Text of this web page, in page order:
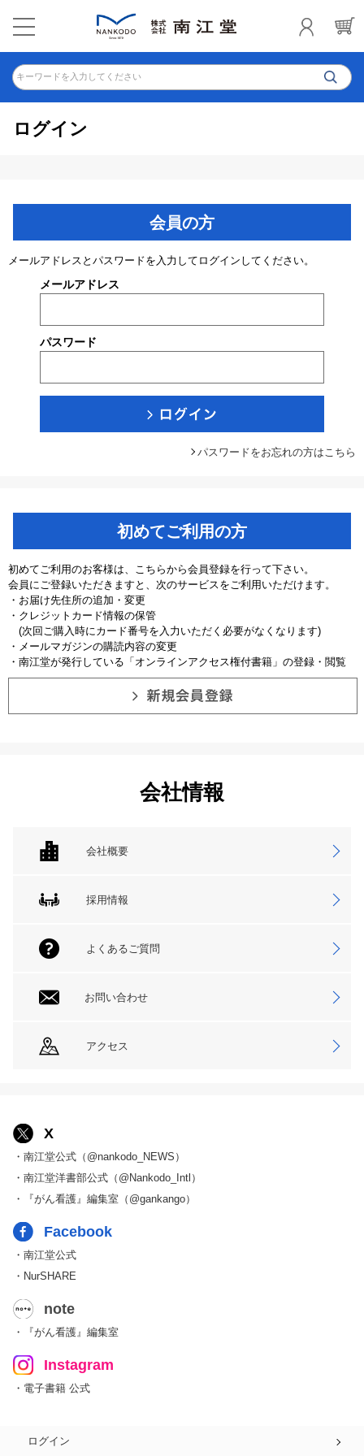
キーワードを入力してください
ログイン
会員の方
メールアドレスとパスワードを入力してログインしてください。
メールアドレス
パスワード
パスワードをお忘れの方はこちら
初めてご利用の方
初めてご利用のお客様は、こちらから会員登録を行って下さい。
会員にご登録いただきますと、次のサービスをご利用いただけます。
・お届け先住所の追加・変更
・クレジットカード情報の保管
(次回ご購入時にカード番号を入力いただく必要がなくなります)
・メールマガジンの購読内容の変更
・南江堂が発行している「オンラインアクセス権付書籍」の登録・閲覧
会社情報
会社概要
採用情報
よくあるご質問
お問い合わせ
アクセス
X
・南江堂公式（@nankodo_NEWS）
・南江堂洋書部公式（@Nankodo_Intl）
・『がん看護』編集室（@gankango）
Facebook
・南江堂公式
・NurSHARE
note
・『がん看護』編集室
Instagram
・電子書籍 公式
ログイン